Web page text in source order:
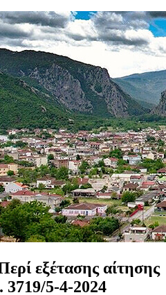
εξέτασης αίτησης
3719/5-4-2024